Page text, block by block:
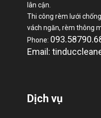
lân cận.
Thi công rèm lưới
vách ngăn, rèm thông
Phone:
Email:
Dịch vụ